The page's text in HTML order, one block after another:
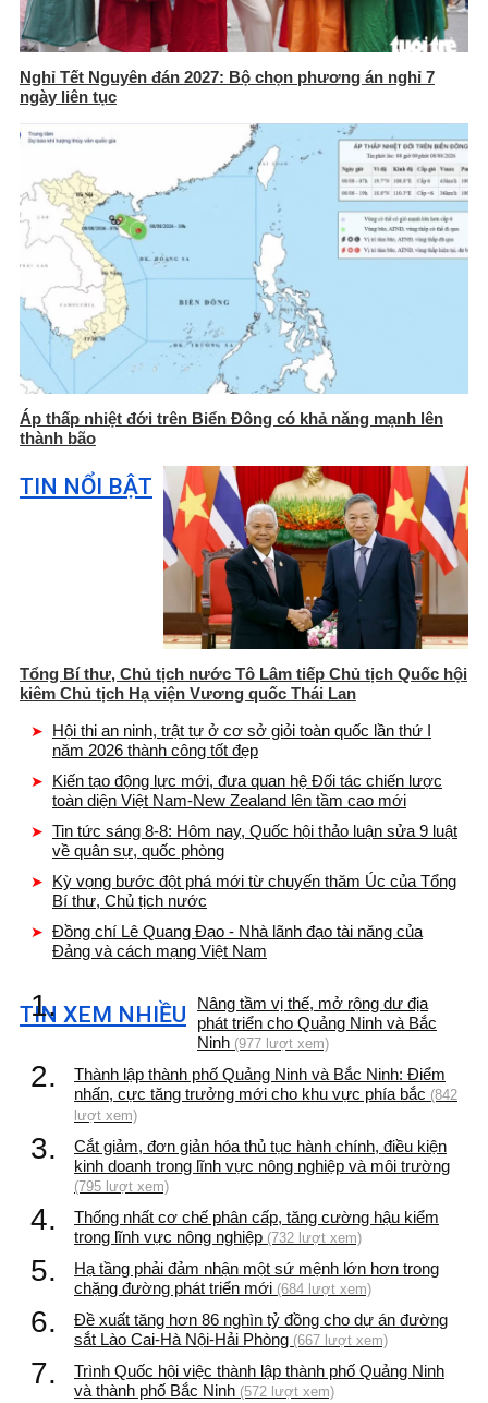
Nghỉ Tết Nguyên đán 2027: Bộ chọn phương án nghỉ 7
ngày liên tục
Áp thấp nhiệt đới trên Biển Đông có khả năng mạnh lên
thành bão
TIN NỔI BẬT
Tổng Bí thư, Chủ tịch nước Tô Lâm tiếp Chủ tịch Quốc hội
kiêm Chủ tịch Hạ viện Vương quốc Thái Lan
Hội thi an ninh, trật tự ở cơ sở giỏi toàn quốc lần thứ I
năm 2026 thành công tốt đẹp
Kiến tạo động lực mới, đưa quan hệ Đối tác chiến lược
toàn diện Việt Nam-New Zealand lên tầm cao mới
Tin tức sáng 8-8: Hôm nay, Quốc hội thảo luận sửa 9 luật
về quân sự, quốc phòng
Kỳ vọng bước đột phá mới từ chuyến thăm Úc của Tổng
Bí thư, Chủ tịch nước
Đồng chí Lê Quang Đạo - Nhà lãnh đạo tài năng của
Đảng và cách mạng Việt Nam
TIN XEM NHIỀU
1.
Nâng tầm vị thế, mở rộng dư địa
phát triển cho Quảng Ninh và Bắc
Ninh (977 lượt xem)
2.
Thành lập thành phố Quảng Ninh và Bắc Ninh: Điểm
nhấn, cực tăng trưởng mới cho khu vực phía bắc (842
lượt xem)
3.
Cắt giảm, đơn giản hóa thủ tục hành chính, điều kiện
kinh doanh trong lĩnh vực nông nghiệp và môi trường
(795 lượt xem)
4.
Thống nhất cơ chế phân cấp, tăng cường hậu kiểm
trong lĩnh vực nông nghiệp (732 lượt xem)
5.
Hạ tầng phải đảm nhận một sứ mệnh lớn hơn trong
chặng đường phát triển mới (684 lượt xem)
6.
Đề xuất tăng hơn 86 nghìn tỷ đồng cho dự án đường
sắt Lào Cai-Hà Nội-Hải Phòng (667 lượt xem)
7.
Trình Quốc hội việc thành lập thành phố Quảng Ninh
và thành phố Bắc Ninh (572 lượt xem)